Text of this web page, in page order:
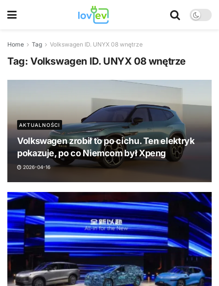
Home Tag Volkswagen ID. UNYX 08 wnętrze
Tag: Volkswagen ID. UNYX 08 wnętrze
AKTUALNOŚCI
Volkswagen zrobił to po cichu. Ten elektryk
pokazuje, po co Niemcom był Xpeng
2026-04-16